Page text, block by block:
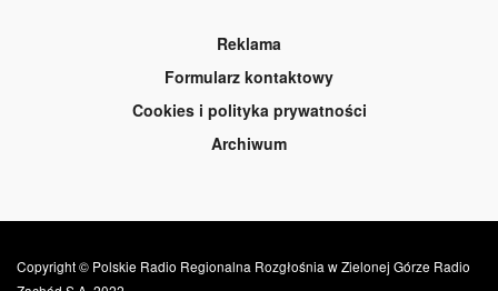
Reklama
Formularz kontaktowy
Cookies i polityka prywatności
Archiwum
Copyright © Polskie Radio Regionalna Rozgłośnia w Zielonej Górze Radio